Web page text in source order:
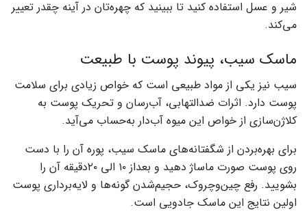
شیر و عسل استفاده کنید تا ببینید که چهره‌تان در آینه چقدر تعییر
می‌کند‌.
ماسک سیب، پیوند پوست با طبیعت
سیب نیز یکی از مواد طبیعی است که خواص زیادی برای سلامت
پوست دارد‌. اثرات ضدالتهابی، آب‌رسان و تحریک پوست به
کلاژن‌سازی از خواص این میوه آب‌دار به‌حساب می‌آید.
برای بهره‌بردن از شگفتانه‌های ماسک سیب، پوره آن را با دست
روی پوست صورت ماساژ دهید‌ و بعداز ۱۰ الی ۲۰دقیقه آن را
بشویید. رفع چین‌وچروک، حجیم‌شدن گونه‌ها و لایه‌برداری پوست
اولین نتایج این ماسک جادویی است.